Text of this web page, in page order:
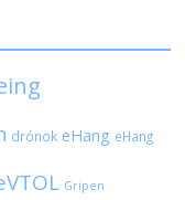
drónok eHang eHang
Gripen